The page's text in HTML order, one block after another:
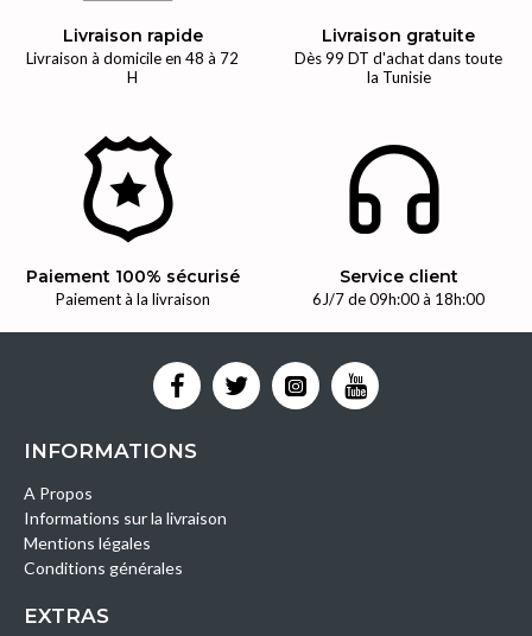
Livraison rapide
Livraison à domicile en 48 à 72
H
Livraison gratuite
Dès 99 DT d'achat dans toute
la Tunisie
Paiement 100% sécurisé
Paiement à la livraison
Service client
6J/7 de 09h:00 à 18h:00
INFORMATIONS
A Propos
Informations sur la livraison
Mentions légales
Conditions générales
EXTRAS